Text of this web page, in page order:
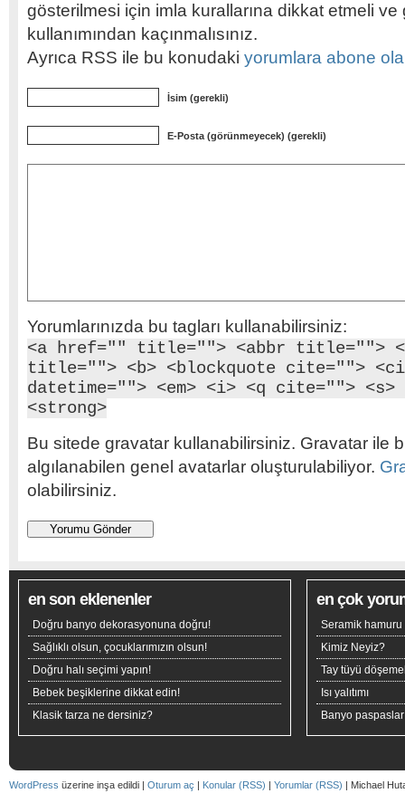
gösterilmesi için imla kurallarına dikkat etmeli
kullanımından kaçınmalısınız.
Ayrıca RSS ile bu konudaki yorumlara abone
İsim (gerekli)
E-Posta (görünmeyecek) (gerekli)
Yorumlarınızda bu tagları kullanabilirsiniz:
<a href="" title=""> <abbr title="">
title=""> <b> <blockquote cite="">
datetime=""> <em> <i> <q cite="">
<strong>
Bu sitede gravatar kullanabilirsiniz. Gravatar ile
algılanabilen genel avatarlar oluşturulabiliyor.
olabilirsiniz.
en son eklenenler
Doğru banyo dekorasyonuna doğru!
Sağlıklı olsun, çocuklarımızın olsun!
Doğru halı seçimi yapın!
Bebek beşiklerine dikkat edin!
Klasik tarza ne dersiniz?
en çok
Seramik hamuru
Kimiz Neyiz?
Tay tüyü
Isı yalıtımı
Banyo
WordPress üzerine inşa edildi | Oturum aç | Konular (RSS) | Yorumlar (RSS) | Michael